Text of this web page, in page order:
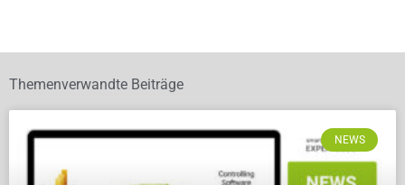
Themenverwandte Beiträge
NEWS